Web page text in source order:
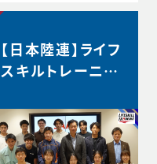
との重要性を話して
バランスを理解するこ
とのメリットはそれだ
けにとどまりません。
ビジネスにおいても
瞬時に判断が求めら
れるような状況が
【日本陸連】ライフ
スキルトレーニン
ンタビュー＜自分
がなりたい理想の
姿を描く＞